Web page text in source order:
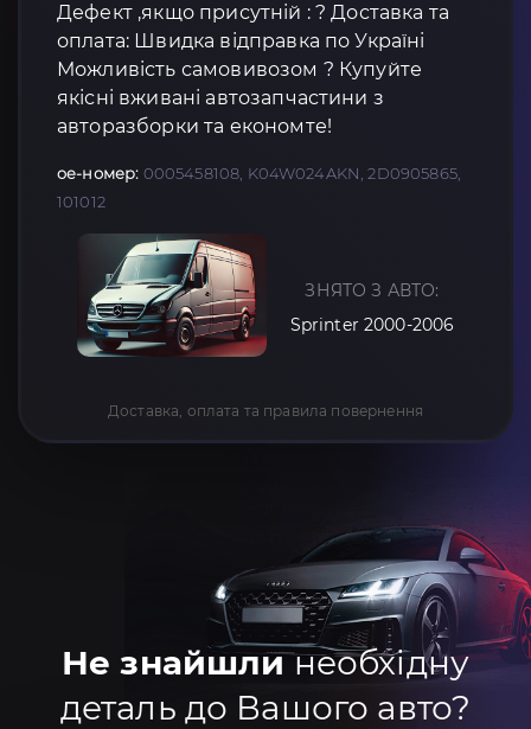
Дефект ,якщо присутній : ? Доставка та
оплата: Швидка відправка по Україні
Можливість самовивозом ? Купуйте
якісні вживані автозапчастини з
авторазборки та економте!
oe-номер: 0005458108, K04W024AKN, 2D0905865,
101012
ЗНЯТО З АВТО:
Sprinter 2000-2006
Доставка, оплата та правила повернення
Не знайшлинеобхідну
деталь до Вашого авто?